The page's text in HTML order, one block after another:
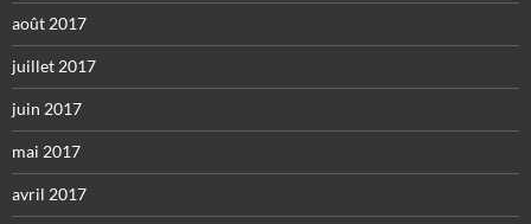
août 2017
juillet 2017
juin 2017
mai 2017
avril 2017